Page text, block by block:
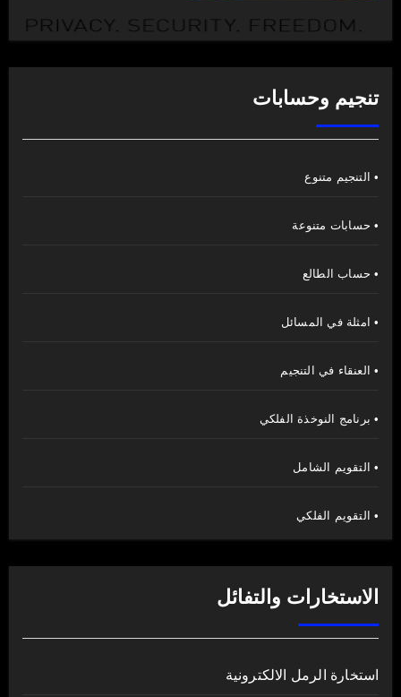
تنجيم وحسابات
• التنجيم متنوع
• حسابات متنوعة
• حساب الطالع
• امثلة في المسائل
• العنقاء في التنجيم
• برنامج النوخذة الفلكي
• التقويم الشامل
• التقويم الفلكي
الاستخارات والتفائل
استخارة الرمل الالكترونية